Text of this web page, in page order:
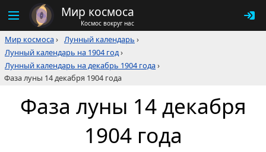
Мир космоса
Космос вокруг нас
Мир космоса› Лунный календарь ›
Лунный календарь на 1904 год›
Лунный календарь на декабрь 1904 года›
Фаза луны 14 декабря 1904 года
Фаза луны 14 декабря
1904 года